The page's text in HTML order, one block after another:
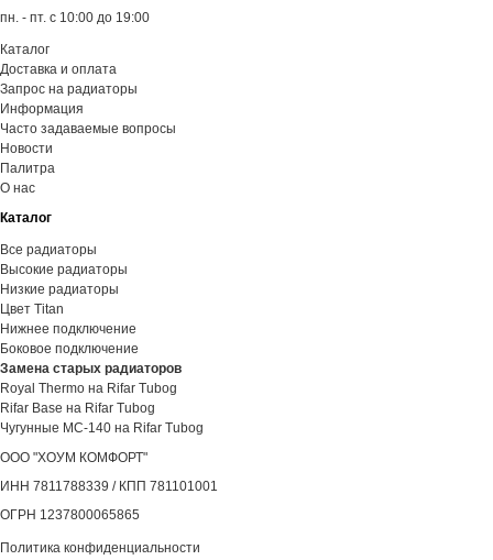
пн. - пт. с 10:00 до 19:00
Каталог
Доставка и оплата
Запрос на радиаторы
Информация
Часто задаваемые вопросы
Новости
Палитра
О нас
Каталог
Все радиаторы
Высокие радиаторы
Низкие радиаторы
Цвет Titan
Нижнее подключение
Боковое подключение
Замена старых радиаторов
Royal Thermo на Rifar Tubog
Rifar Base на Rifar Tubog
Чугунные МС-140 на Rifar Tubog
ООО "ХОУМ КОМФОРТ"
‍ИНН 7811788339 / КПП 781101001
ОГРН 1237800065865
Политика конфиденциальности